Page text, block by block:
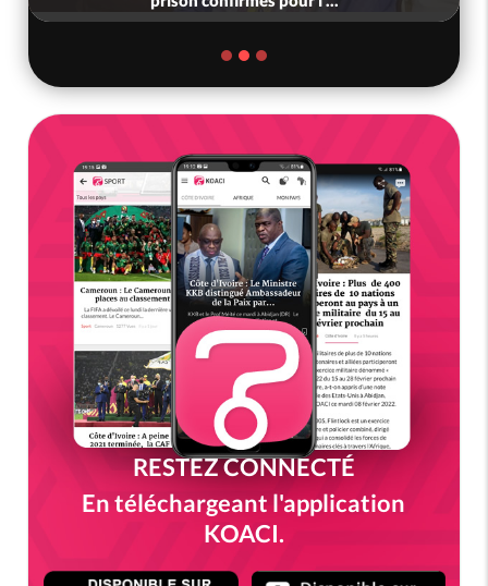
RESTEZ CONNECTÉ
En téléchargeant l'application
KOACI.